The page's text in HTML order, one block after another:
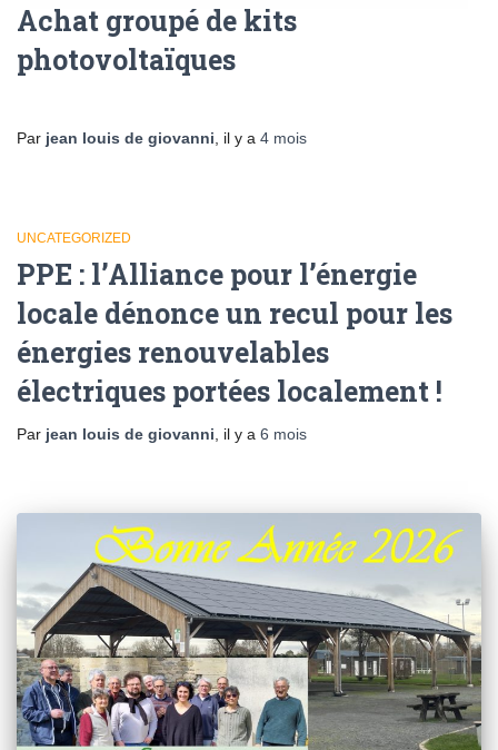
Achat groupé de kits
photovoltaïques
Par jean louis de giovanni , il y a 4 mois
UNCATEGORIZED
PPE : l’Alliance pour l’énergie
locale dénonce un recul pour les
énergies renouvelables
électriques portées localement !
Par jean louis de giovanni , il y a 6 mois